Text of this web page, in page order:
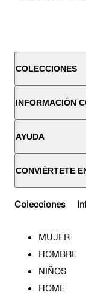
COLECCIONES
INFORMACIÓN
AYUDA
CONVIÉRTETE
Colecciones
MUJER
HOMBRE
NIÑOS
HOME